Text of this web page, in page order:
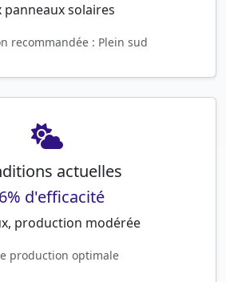
panneaux solaires
recommandée : Plein sud
actuelles
d'efficacité
production modérée
production optimale